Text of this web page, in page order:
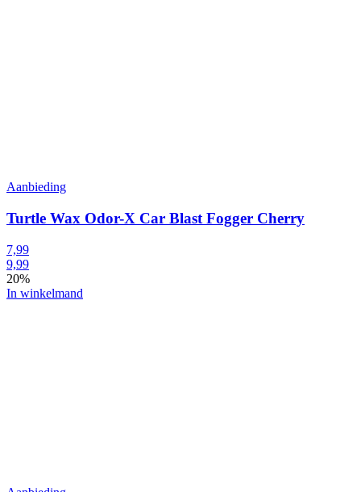
Aanbieding
Turtle Wax Odor-X Car Blast Fogger Cherry
7,99
9,99
20%
In winkelmand